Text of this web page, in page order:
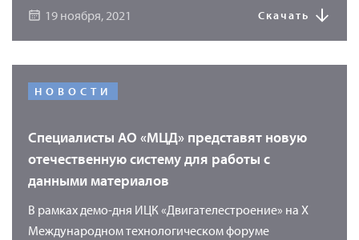
19 ноября, 2021 Скачать
НОВОСТИ
Специалисты АО «МЦД» представят новую
отечественную систему для работы с
данными материалов
В рамках демо-дня ИЦК «Двигателестроение» на X
Международном технологическом форуме